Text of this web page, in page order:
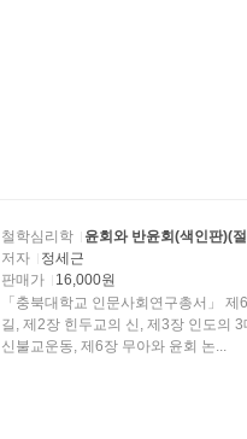
철학심리학
윤회와 반윤회(색인판)(
저자
정세근
판매가
16,000원
「충북대학교 인문사회연구총서」
길, 제2장 힌두교의 신, 제3장 인도의
신불교운동, 제6장 무아와 윤회 논...